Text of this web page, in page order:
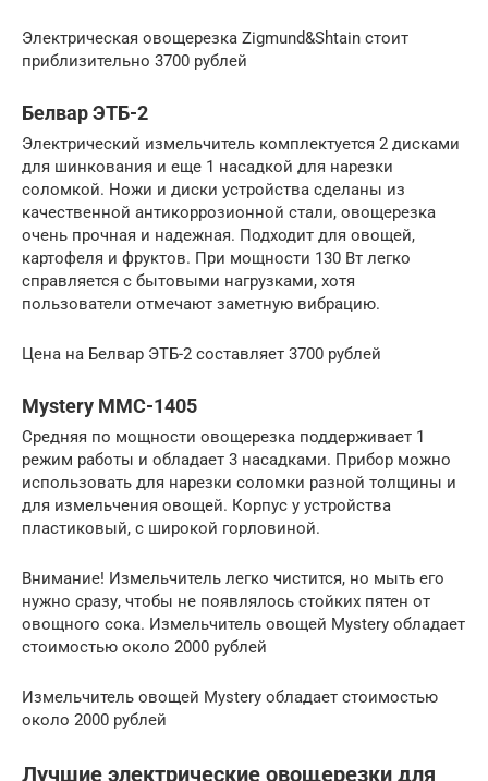
Электрическая овощерезка Zigmund&Shtain стоит
приблизительно 3700 рублей
Белвар ЭТБ-2
Электрический измельчитель комплектуется 2 дисками
для шинкования и еще 1 насадкой для нарезки
соломкой. Ножи и диски устройства сделаны из
качественной антикоррозионной стали, овощерезка
очень прочная и надежная. Подходит для овощей,
картофеля и фруктов. При мощности 130 Вт легко
справляется с бытовыми нагрузками, хотя
пользователи отмечают заметную вибрацию.
Цена на Белвар ЭТБ-2 составляет 3700 рублей
Mystery MMC-1405
Средняя по мощности овощерезка поддерживает 1
режим работы и обладает 3 насадками. Прибор можно
использовать для нарезки соломки разной толщины и
для измельчения овощей. Корпус у устройства
пластиковый, с широкой горловиной.
Внимание! Измельчитель легко чистится, но мыть его
нужно сразу, чтобы не появлялось стойких пятен от
овощного сока. Измельчитель овощей Mystery обладает
стоимостью около 2000 рублей
Измельчитель овощей Mystery обладает стоимостью
около 2000 рублей
Лучшие электрические овощерезки для